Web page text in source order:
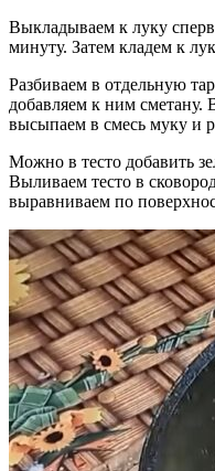
Выкладываем к луку
минуту. Затем кладем к
Разбиваем в отдельную
добавляем к ним сметану.
высыпаем в смесь муку и
Можно в тесто добавить
Выливаем тесто в
выравниваем по